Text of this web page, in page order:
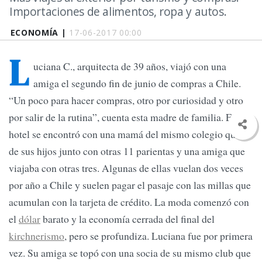
ECONOMÍA | 17-06-2017 00:00
Importaciones de alimentos, ropa y autos.
L uciana C., arquitecta de 39 años, viajó con una
amiga el segundo fin de junio de compras a Chile.
“Un poco para hacer compras, otro por curiosidad y otro
por salir de la rutina”, cuenta esta madre de familia. En el
hotel se encontró con una mamá del mismo colegio que el
de sus hijos junto con otras 11 parientas y una amiga que
viajaba con otras tres. Algunas de ellas vuelan dos veces
por año a Chile y suelen pagar el pasaje con las millas que
acumulan con la tarjeta de crédito. La moda comenzó con
eldólarbarato y la economía cerrada del final del
kirchnerismo, pero se profundiza. Luciana fue por primera
vez. Su amiga se topó con una socia de su mismo club que